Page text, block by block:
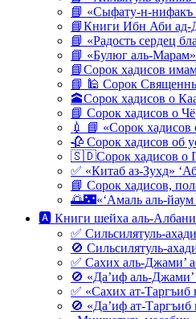
📘 «Сыфату-н-нифакъ
📘Книги Ибн Аби ад-
📘 «Радость сердец
📘 «Булюг аль-
📘Сорок хадисов
📘 🕌 Сорок
🕋Сорок хадисов о
📘 Сорок хадисов о
💉 📘 «Сорок
🥀 Сорок хадисов об
🇸🇩Сорок хадисов о
✅ «Китаб аз-Зухд»
📘 Сорок хадисов,
🌅🌃«‘Амаль аль-
🅰 Книги шейха аль-Албани
✅ Сильсилятуль-
🚫 Сильсилятуль-
✅ Сахих аль-Джами’
🚫 «Да’иф аль-Джами’
✅ «Сахих ат-Таргъиб
🚫 «Да’иф ат-